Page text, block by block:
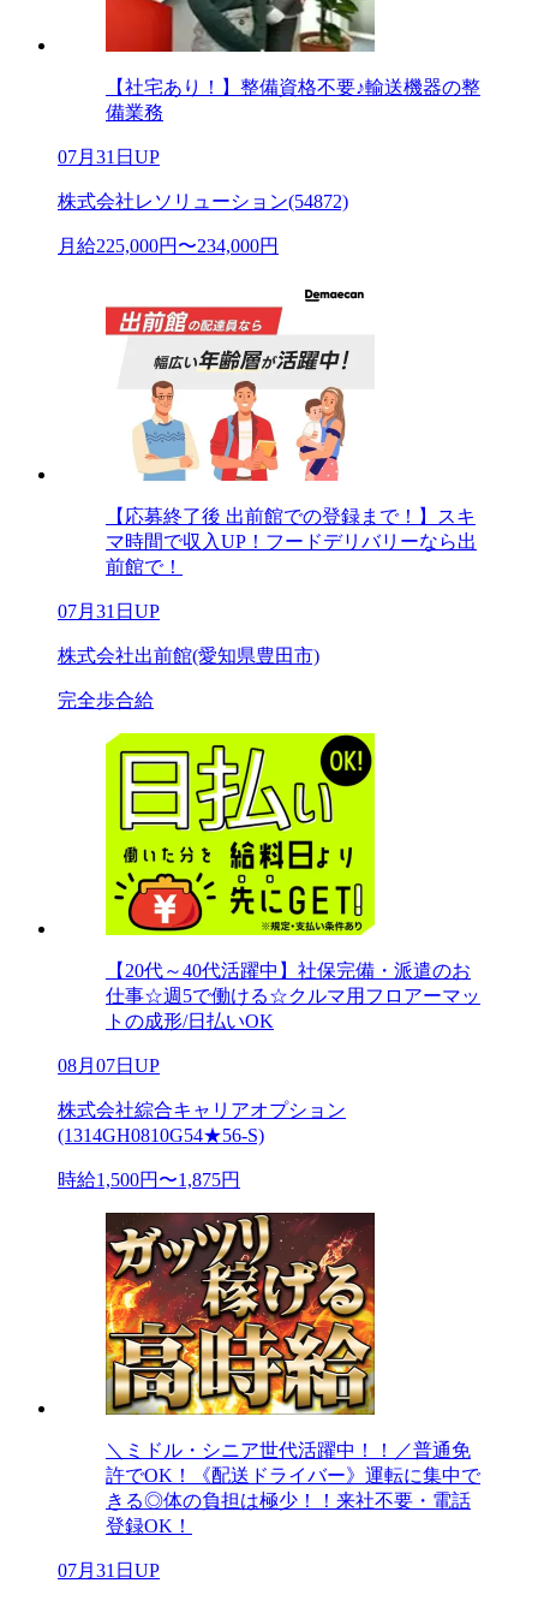
【社宅あり！】整備資格不要♪輸送機器の整
備業務
07月31日UP
株式会社レソリューション(54872)
月給225,000円〜234,000円
【応募終了後 出前館での登録まで！】スキ
マ時間で収入UP！フードデリバリーなら出
前館で！
07月31日UP
株式会社出前館(愛知県豊田市)
完全歩合給
【20代～40代活躍中】社保完備・派遣のお
仕事☆週5で働ける☆クルマ用フロアーマッ
トの成形/日払いOK
08月07日UP
株式会社綜合キャリアオプション
(1314GH0810G54★56-S)
時給1,500円〜1,875円
＼ミドル・シニア世代活躍中！！／普通免
許でOK！《配送ドライバー》運転に集中で
きる◎体の負担は極少！！来社不要・電話
登録OK！
07月31日UP